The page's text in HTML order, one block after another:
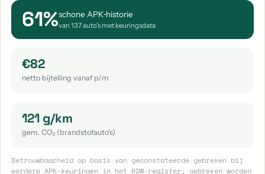
61%schone APK‑historie
van 137 auto's met keuringsdata
€82
netto bijtelling vanaf p/m
121 g/km
gem. CO₂ (brandstofauto's)
Betrouwbaarheid op basis van geconstateerde gebreken bij
eerdere APK-keuringen in het RDW-register; gebreken worden